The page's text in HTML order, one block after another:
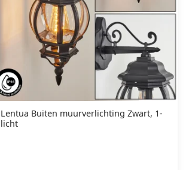
Lentua Buiten muurverlichting Zwart, 1-
licht